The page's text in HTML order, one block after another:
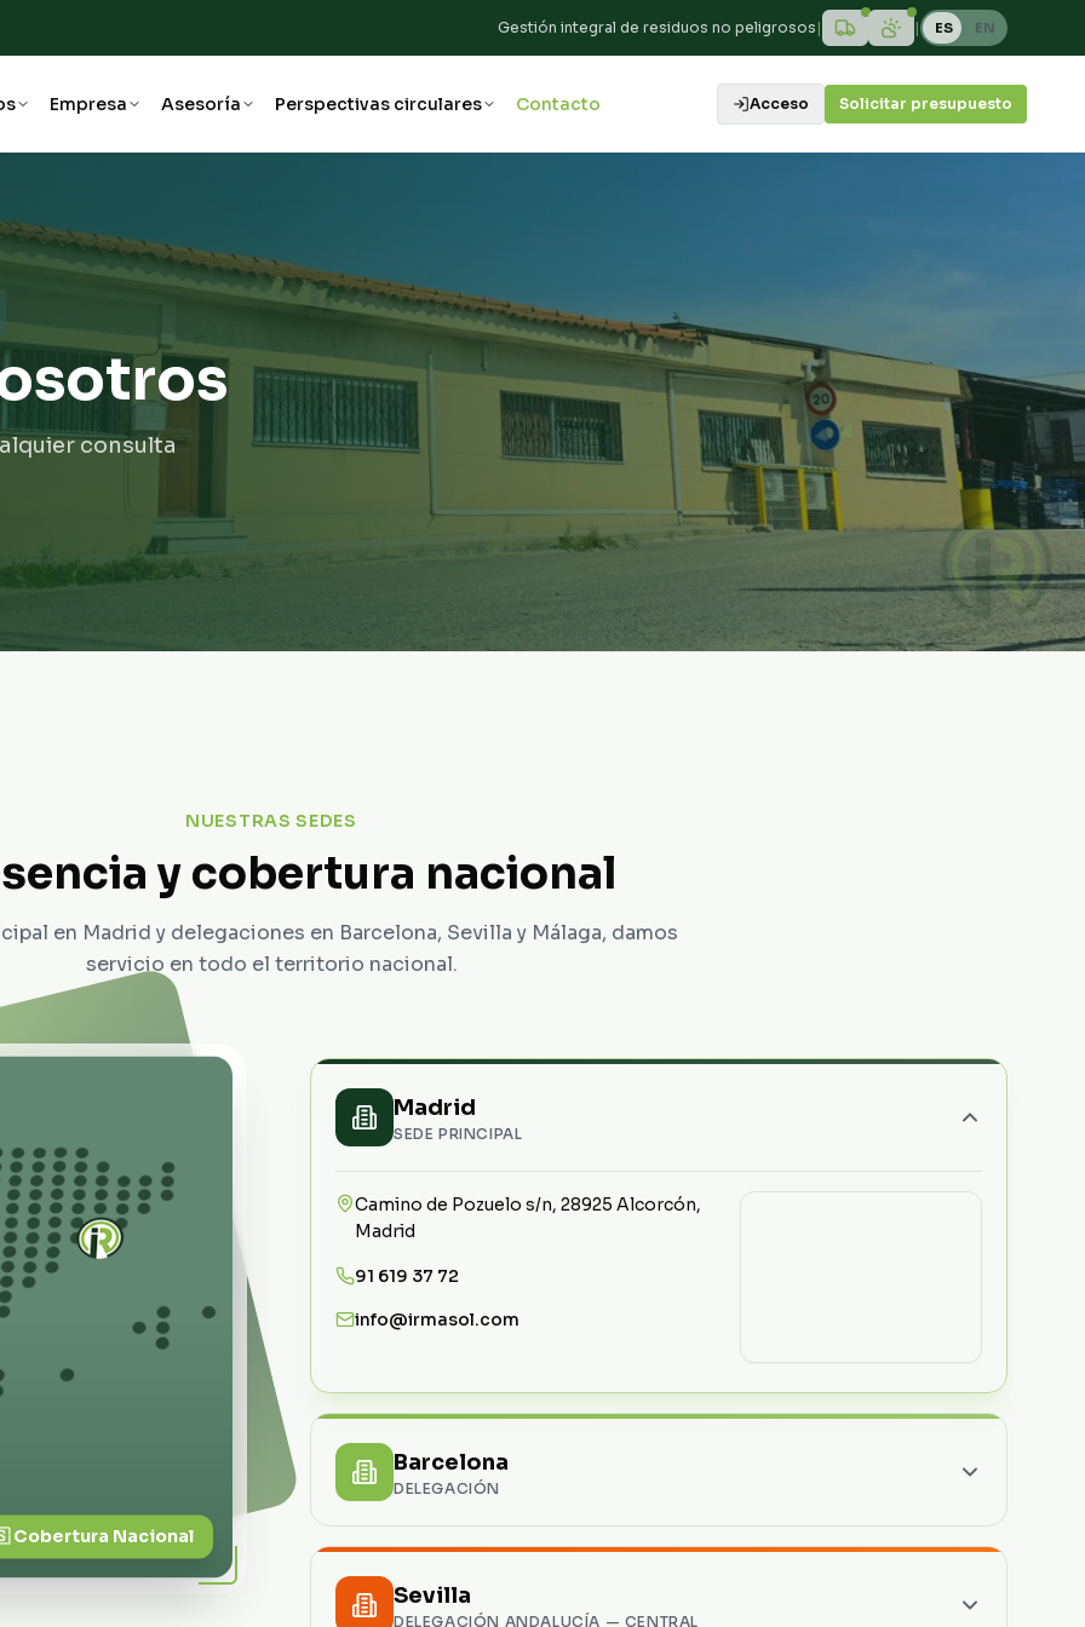
Gestión integral de residuos no peligrosos | | ES EN
Empresa Asesoría Perspectivas circulares Contacto Acceso Solicitar presupuesto
consulta
NUESTRAS SEDES
y cobertura nacional
en Madrid y delegaciones en Barcelona, Sevilla y Málaga, damos
servicio en todo el territorio nacional.
Cobertura Nacional
Madrid
SEDE PRINCIPAL
Camino de Pozuelo s/n, 28925 Alcorcón,
Madrid
91 619 37 72
info@irmasol.com
Barcelona
DELEGACIÓN
C/Güifré el Pilós, s/n Polígono Industrial
"Can Vinyals" 08130 Santa Perpetua de
Mogoda, Barcelona
Sevilla
DELEGACIÓN ANDALUCÍA — CENTRAL